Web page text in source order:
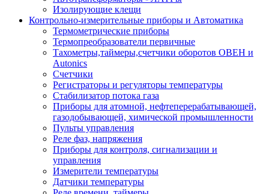
Изолирующие клещи
Контрольно-измерительные приборы и Автоматика
Термометрические приборы
Термопреобразователи первичные
Тахометры,таймеры,счетчики оборотов ОВЕН и
Autonics
Счетчики
Регистраторы и регуляторы температуры
Стабилизатор потока газа
Приборы для атомной, нефтеперерабатывающей,
газодобывающей, химической промышленности
Пульты управления
Реле фаз, напряжения
Приборы для контроля, сигнализации и
управления
Измерители температуры
Датчики температуры